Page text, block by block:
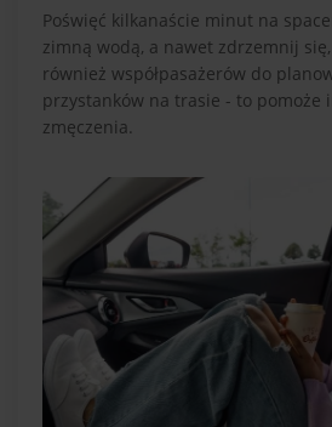
Poświęć kilkanaście minut na
zimną wodą, a nawet zdrzemnij
również współpasażerów do
przystanków na trasie - to pomoże
zmęczenia.